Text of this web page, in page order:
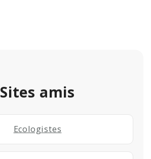
Sites amis
Ecologistes